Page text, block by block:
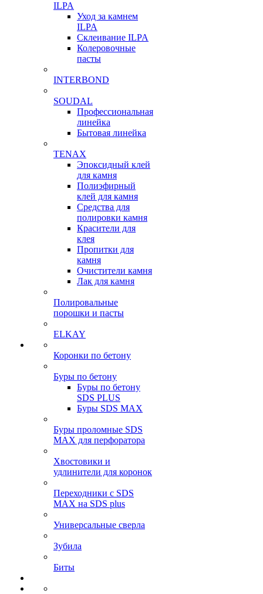
ILPA
Уход за камнем
ILPA
Склеивание ILPA
Колеровочные
пасты
INTERBOND
SOUDAL
Профессиональная
линейка
Бытовая линейка
TENAX
Эпоксидный клей
для камня
Полиэфирный
клей для камня
Средства для
полировки камня
Красители для
клея
Пропитки для
камня
Очистители камня
Лак для камня
Полировальные
порошки и пасты
ELKAY
Коронки по бетону
Буры по бетону
Буры по бетону
SDS PLUS
Буры SDS MAX
Буры проломные SDS
MAX для перфоратора
Хвостовики и
удлинители для коронок
Переходники с SDS
MAX на SDS plus
Универсальные сверла
Зубила
Биты